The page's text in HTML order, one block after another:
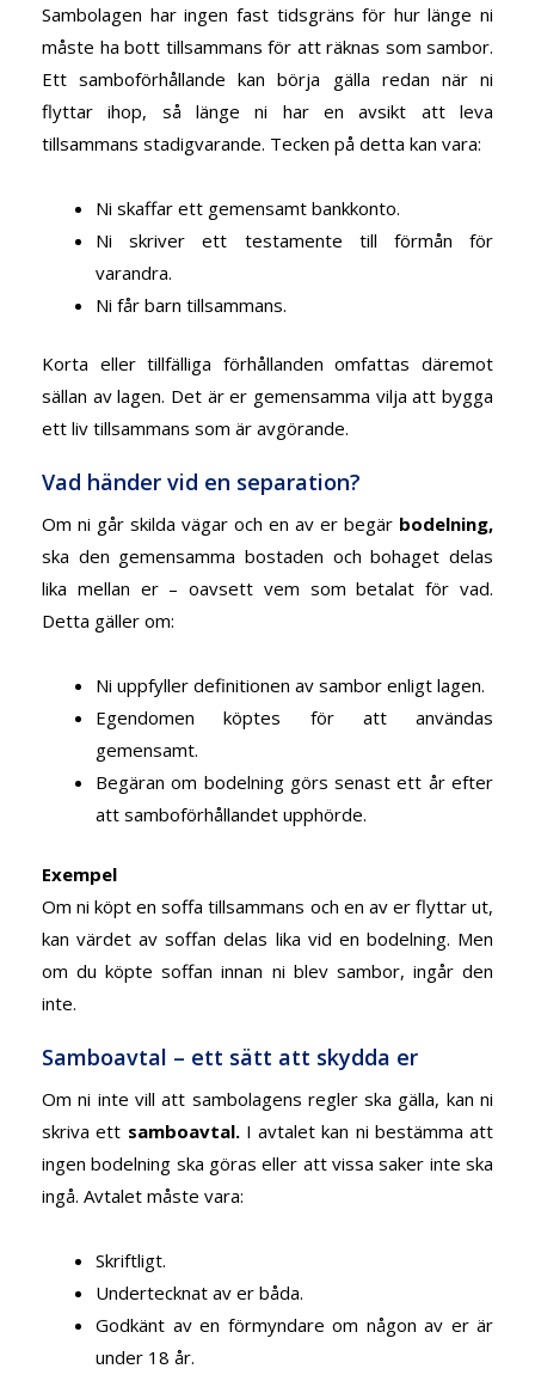
Sambolagen har ingen fast tidsgräns för hur länge ni
måste ha bott tillsammans för att räknas som sambor.
Ett samboförhållande kan börja gälla redan när ni
flyttar ihop, så länge ni har en avsikt att leva
tillsammans stadigvarande. Tecken på detta kan vara:
Ni skaffar ett gemensamt bankkonto.
Ni skriver ett testamente till förmån för
varandra.
Ni får barn tillsammans.
Korta eller tillfälliga förhållanden omfattas däremot
sällan av lagen. Det är er gemensamma vilja att bygga
ett liv tillsammans som är avgörande.
Vad händer vid en separation?
Om ni går skilda vägar och en av er begär bodelning,
ska den gemensamma bostaden och bohaget delas
lika mellan er – oavsett vem som betalat för vad.
Detta gäller om:
Ni uppfyller definitionen av sambor enligt lagen.
Egendomen köptes för att användas
gemensamt.
Begäran om bodelning görssenast ett år efter
att samboförhållandet upphörde.
Exempel
Om ni köpt en soffa tillsammans och en av er flyttar ut,
kan värdet av soffan delas lika vid en bodelning. Men
om du köpte soffan innan ni blev sambor, ingår den
inte.
Samboavtal – ett sätt att skydda er
Om ni inte vill att sambolagens regler ska gälla, kan ni
skriva ett samboavtal.I avtalet kan ni bestämma att
ingen bodelning ska göras eller att vissa saker inte ska
ingå. Avtalet måste vara:
Skriftligt.
Undertecknat av er båda.
Godkänt av en förmyndare om någon av er är
under 18 år.